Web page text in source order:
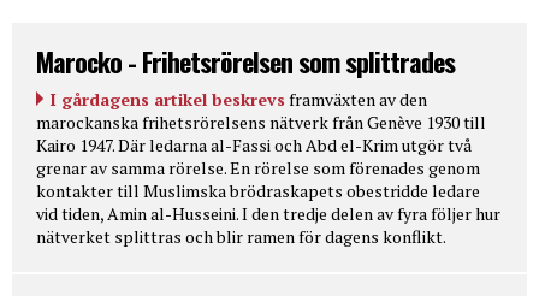
Marocko - Frihetsrörelsen som splittrades
I gårdagens artikel beskrevs framväxten av den
marockanska frihetsrörelsens nätverk från Genève 1930 till
Kairo 1947. Där ledarna al-Fassi och Abd el-Krim utgör två
grenar av samma rörelse. En rörelse som förenades genom
kontakter till Muslimska brödraskapets obestridde ledare
vid tiden, Amin al-Husseini. I den tredje delen av fyra följer hur
nätverket splittras och blir ramen för dagens konflikt.